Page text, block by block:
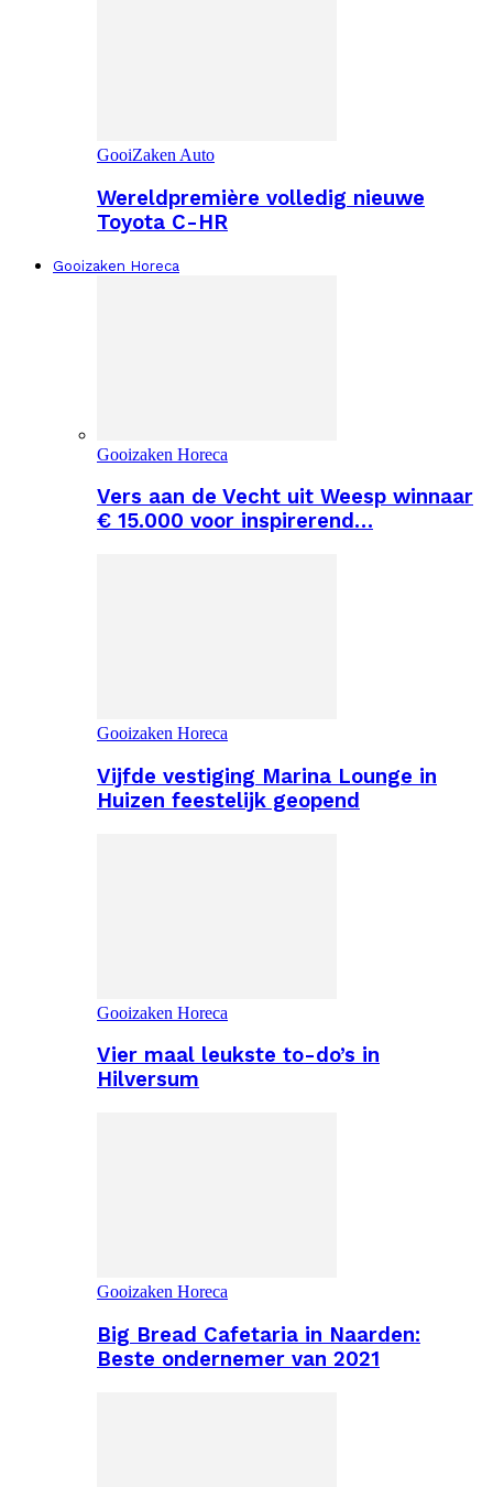
GooiZaken Auto
Wereldpremière volledig nieuwe
Toyota C-HR
Gooizaken Horeca
Gooizaken Horeca
Vers aan de Vecht uit Weesp winnaar
€ 15.000 voor inspirerend…
Gooizaken Horeca
Vijfde vestiging Marina Lounge in
Huizen feestelijk geopend
Gooizaken Horeca
Vier maal leukste to-do’s in
Hilversum
Gooizaken Horeca
Big Bread Cafetaria in Naarden:
Beste ondernemer van 2021